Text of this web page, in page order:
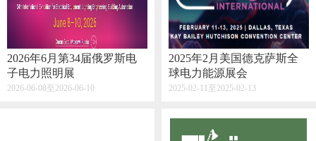
2026年6月第34届俄罗斯电
子电力照明展
2026-06-08至2026-06-10
2025年2月美国德克萨斯全
球电力能源展会
2025-02-11至2025-02-13